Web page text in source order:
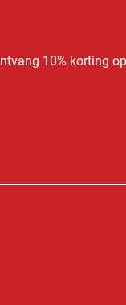
10% korting op